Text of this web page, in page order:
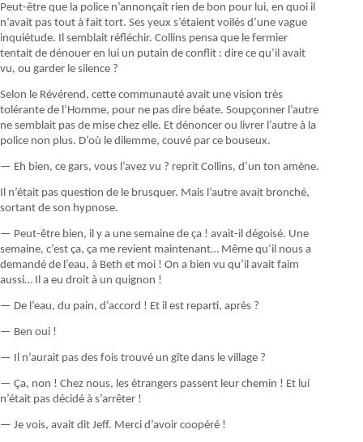
Peut-être que la police n’annonçait rien de bon pour lui, en quoi il
n’avait pas tout à fait tort. Ses yeux s’étaient voilés d’une vague
inquiétude. Il semblait réfléchir. Collins pensa que le fermier
tentait de dénouer en lui un putain de conflit : dire ce qu’il avait
vu, ou garder le silence ?
Selon le Révérend, cette communauté avait une vision très
tolérante de l’Homme, pour ne pas dire béate. Soupçonner l’autre
ne semblait pas de mise chez elle. Et dénoncer ou livrer l’autre à la
police non plus. D’où le dilemme, couvé par ce bouseux.
— Eh bien, ce gars, vous l’avez vu ? reprit Collins, d’un ton amène.
Il n’était pas question de le brusquer. Mais l’autre avait bronché,
sortant de son hypnose.
— Peut-être bien, il y a une semaine de ça ! avait-il dégoisé. Une
semaine, c’est ça, ça me revient maintenant… Même qu’il nous a
demandé de l’eau, à Beth et moi ! On a bien vu qu’il avait faim
aussi… Il a eu droit à un quignon !
— De l’eau, du pain, d’accord ! Et il est reparti, après ?
— Ben oui !
— Il n’aurait pas des fois trouvé un gîte dans le village ?
— Ça, non ! Chez nous, les étrangers passent leur chemin ! Et lui
n’était pas décidé à s’arrêter !
— Je vois, avait dit Jeff. Merci d’avoir coopéré !